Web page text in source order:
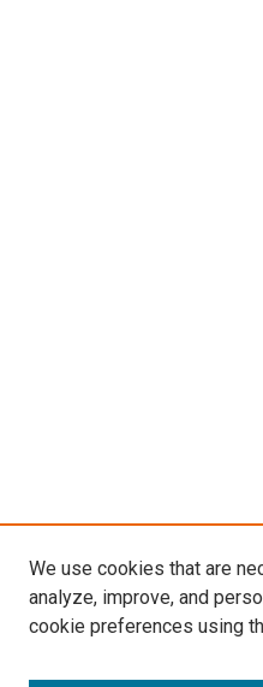
We use cookies that are
analyze, improve, and
cookie preferences using